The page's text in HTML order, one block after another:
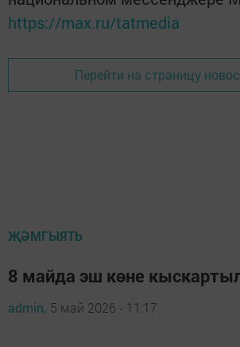
https://max.ru/tatmedia
Перейти на страницу
ҖӘМГЫЯТЬ
8 майда эш көне
admin, 5 май 2026 - 11:17